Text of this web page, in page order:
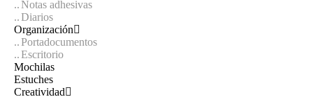
Notas adhesivas
Diarios
Organización
Portadocumentos
Escritorio
Mochilas
Estuches
Creatividad